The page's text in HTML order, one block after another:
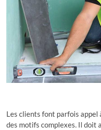
Les clients font parfois appel
des motifs complexes. Il doit